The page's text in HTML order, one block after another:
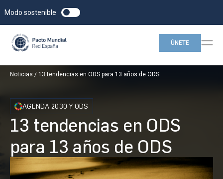
Modo sostenible
ÚNETE
Noticias 13 tendencias en ODS para 13 años de ODS
AGENDA 2030 Y ODS
13 tendencias en ODS
para 13 años de ODS